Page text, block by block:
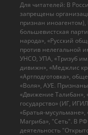
Для читателей: В
запрещены
признан
большевистская
народа», «Русский
против нелегальной
УНСО, УПА, «Тризуб
дивижн», «Меджлис
«Артподготовка»,
«Воля», АУЕ.
«Движение Талибан»,
государство» (ИГ,
«Братья-мусульмане»,
Магриба», "Сеть". В
деятельность